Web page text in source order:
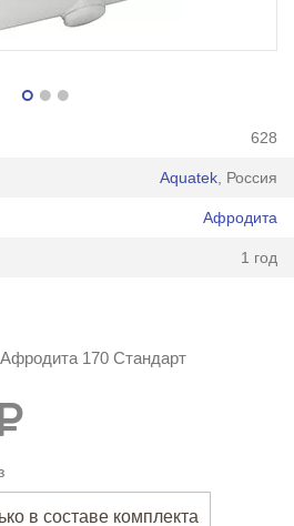
628
Aquatek , Россия
Афродита
1 год
170 Стандарт
в составе комплекта